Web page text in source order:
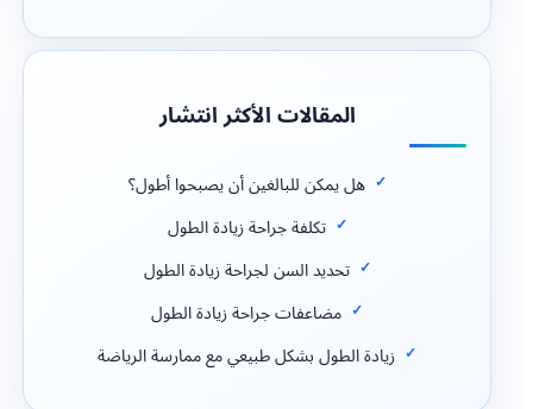
المقالات الأكثر انتشار
هل يمكن للبالغين أن يصبحوا أطول؟
تكلفة جراحة زيادة الطول
تحديد السن لجراحة زيادة الطول
مضاعفات جراحة زيادة الطول
زيادة الطول بشكل طبيعي مع ممارسة الرياضة